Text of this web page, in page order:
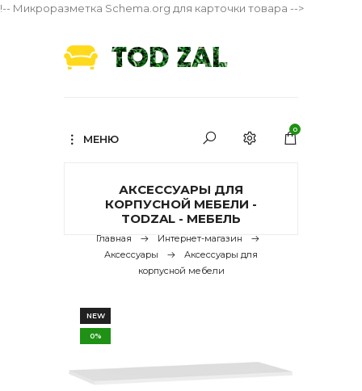
!-- Микроразметка Schema.org для карточки товара -->
МЕНЮ
0
АКСЕССУАРЫ ДЛЯ
КОРПУСНОЙ МЕБЕЛИ -
TODZAL - МЕБЕЛЬ
Главная
Интернет-магазин
Аксессуары
Аксессуары для
корпусной мебели
NEW
0%